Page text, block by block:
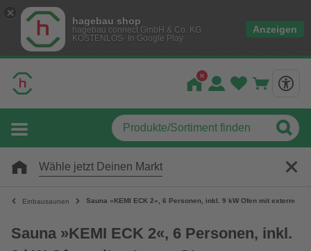
hagebau shop
hagebau connect GmbH & Co. KG
KOSTENLOS- In Google Play
Anzeigen
Wähle jetzt Deinen Markt
Einbausaunen Sauna »KEMI ECK 2«, 6 Personen, inkl. 9 kW Ofen mit externer
Sauna »KEMI ECK 2«, 6 Personen, inkl.